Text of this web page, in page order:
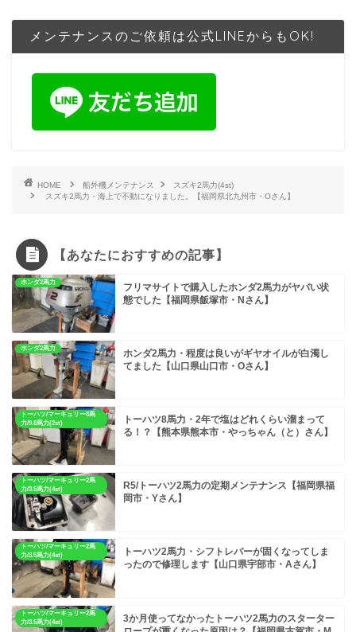
メンテナンスのご依頼は公式LINEからもOK!
HOME 船外機メンテナンス
スズキ2馬力(4st)
スズキ2馬力・海上で不動になりました。【福岡県北九州市・Oさん】
【あなたにおすすめの記事】
ホンダ2馬力
フリマサイトで購入したホンダ2馬力がヤバい状
態でした【福岡県飯塚市・Nさん】
ホンダ2馬力
ホンダ2馬力・程度は良いがギヤオイルが白濁し
てました【山口県山口市・Oさん】
トーハツ/マーキュリー8馬
力/9.8馬力(2st)
トーハツ8馬力・2年で塩はどれくらい溜まって
る！？【熊本県熊本市・やっちゃん（と）さん】
トーハツ/マーキュリー2馬
力/3.5馬力(4st)
R5/トーハツ2馬力の定期メンテナンス【福岡県福
岡市・Yさん】
トーハツ/マーキュリー2馬
力/3.5馬力(4st)
トーハツ2馬力・シフトレバーが固くなってしま
ったので修理します【山口県宇部市・Aさん】
トーハツ/マーキュリー2馬
力/3.5馬力(4st)
3か月使ってなかったトーハツ2馬力のスターター